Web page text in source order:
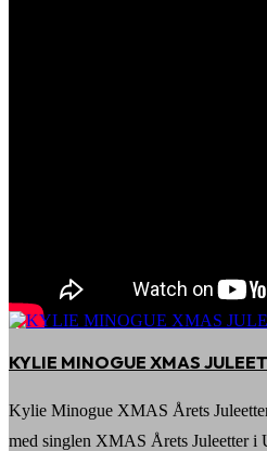
KYLIE MINOGUE XMAS
Kylie Minogue XMAS Årets
med singlen XMAS Årets Juleetter